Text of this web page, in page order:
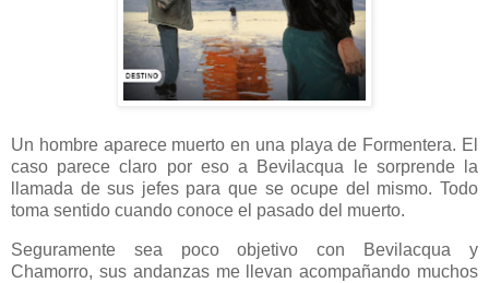
Un hombre aparece muerto en una playa de Formentera. El
caso parece claro por eso a Bevilacqua le sorprende la
llamada de sus jefes para que se ocupe del mismo. Todo
toma sentido cuando conoce el pasado del muerto.
Seguramente sea poco objetivo con Bevilacqua y
Chamorro, sus andanzas me llevan acompañando muchos